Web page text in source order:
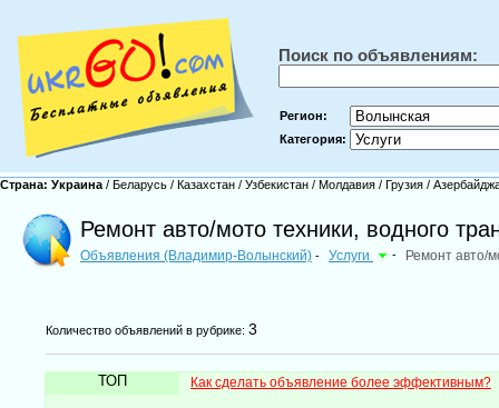
Поиск по объявлениям:
Регион:
Категория:
Страна: Украина / Беларусь / Казахстан / Узбекистан / Молдавия / Грузия /
Ремонт авто/мото техники, водного
Объявления (Владимир-Волынский) - Услуги - Ремонт авто/
Количество объявлений в рубрике: 3
ТОП Как сделать объявление более эффективным?